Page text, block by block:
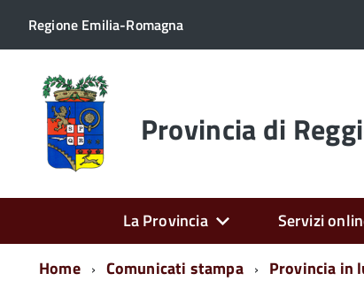
Regione Emilia-Romagna
Torna
alla
home
page Provincia di
La Provincia Servizi
Home
Comunicati stampa Provincia in